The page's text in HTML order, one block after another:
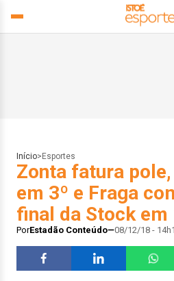
Início> Esportes
Zonta fatura
em 3º e Fraga
final da Stock em
PorEstadão Conteúdo 08/12/18 -